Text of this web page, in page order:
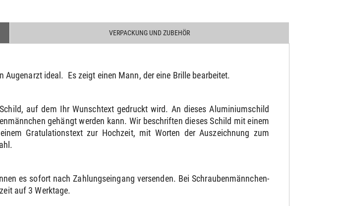
VERPACKUNG UND ZUBEHÖR
ideal. Es zeigt einen Mann, der eine Brille bearbeitet.
auf dem Ihr Wunschtext gedruckt wird. An dieses Aluminiumschild
gehängt werden kann. Wir beschriften dieses Schild mit einem
Gratulationstext zur Hochzeit, mit Worten der Auszeichnung zum
es sofort nach Zahlungseingang versenden. Bei Schraubenmännchen-
auf 3 Werktage.